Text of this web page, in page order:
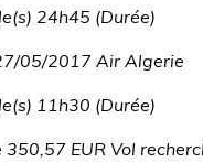
24h45 (Durée)
05/2017 Air Algerie
11h30 (Durée)
EUR Vol